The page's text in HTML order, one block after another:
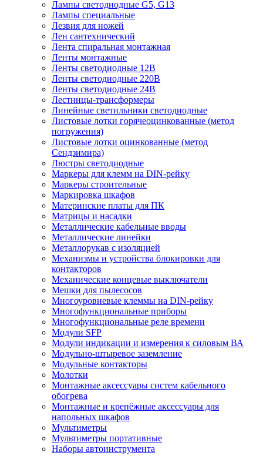
Лампы светодиодные G5, G13
Лампы специальные
Лезвия для ножей
Лен сантехнический
Лента спиральная монтажная
Ленты монтажные
Ленты светодиодные 12В
Ленты светодиодные 220В
Ленты светодиодные 24В
Лестницы-трансформеры
Линейные светильники светодиодные
Листовые лотки горячеоцинкованные (метод
погружения)
Листовые лотки оцинкованные (метод
Сендзимира)
Люстры светодиодные
Маркеры для клемм на DIN-рейку
Маркеры строительные
Маркировка шкафов
Материнские платы для ПК
Матрицы и насадки
Металлические кабельные вводы
Металлические линейки
Металлорукав с изоляцией
Механизмы и устройства блокировки для
контакторов
Механические концевые выключатели
Мешки для пылесосов
Многоуровневые клеммы на DIN-рейку
Многофункциональные приборы
Многофункциональные реле времени
Модули SFP
Модули индикации и измерения к силовым ВА
Модульно-штыревое заземление
Модульные контакторы
Молотки
Монтажные аксессуары систем кабельного
обогрева
Монтажные и крепёжные аксессуары для
напольных шкафов
Мультиметры
Мультиметры портативные
Наборы автоинструмента